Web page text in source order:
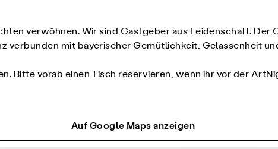
verwöhnen. Wir sind Gastgeber aus Leidenschaft.
verbunden mit bayerischer Gemütlichkeit, Gelassenheit
Bitte vorab einen Tisch reservieren, wenn ihr vor der
Auf Google Maps anzeigen